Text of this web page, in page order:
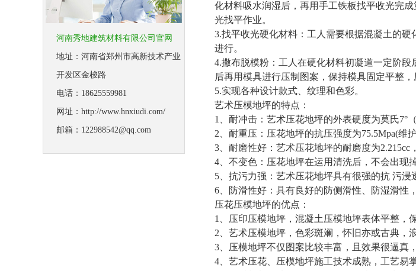
河南秀地建筑材料有限公司官网
地址：河南省郑州市高新技术产业
开发区金梭路
电话：18625559981
网址：http://www.hnxiudi.com/
邮箱：122988542@qq.com
化材料吸水润湿后，再用手工铁板找平收光完
光找平作业。
3.找平收光硬化材料：工人需要根据混凝土的
进行。
4.撒布脱模粉：工人在硬化材料初凝道一定阶
后再用模具进行压制图案，保持模具固定平整，
5.实现各种设计款式、纹理和色彩。
艺术压模地坪的特点：
1、耐冲击：艺术压花地坪的外表硬度为莫氏7°
2、耐重压：压花地坪的抗压强度为75.5Mpa(维
3、耐磨性好：艺术压花地坪的耐磨度为2.215cc
4、不变色：压花地坪在运用清洗后，不会出现
5、抗污力强：艺术压花地坪具有很强的抗 污浸
6、防滑性好：具有良好的防侧滑性、防湿滑性
压花压模地坪的优点：
1、压印压模地坪，混凝土压模地坪表体平整，
2、艺术压模地坪，色彩斑斓，怀旧亦或古典，
3、压模地坪不仅图案比较丰富，且效果很逼真
4、艺术压花、压模地坪施工技术成熟，工艺易